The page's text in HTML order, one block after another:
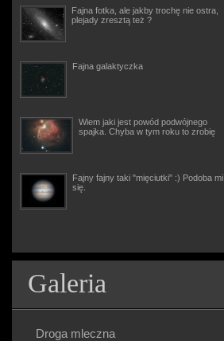
Fajna fotka, ale jakby trochę nie ostra,
plejady zresztą też ?
Fajna galaktyczka
Wiem jaki jest powód podwójnego
spajka. Chyba w tym roku to zrobię
Fajny fajny taki "mięciutki" :) Podoba mi
się.
Galeria
Droga mleczna